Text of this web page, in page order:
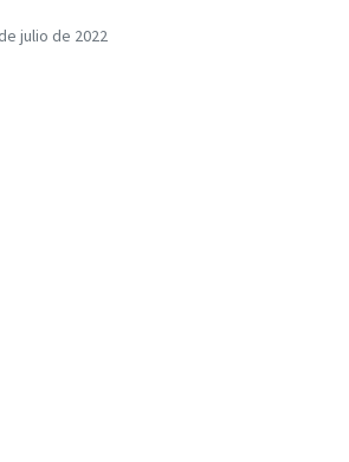
julio de 2022